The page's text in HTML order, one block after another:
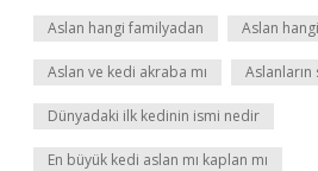
Aslan hangi familyadan Aslan
Aslan ve kedi akraba mı
Dünyadaki ilk kedinin ismi nedir
En büyük kedi aslan mı kaplan mı